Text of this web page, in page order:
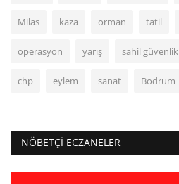
Milas kaza orman tatil
operasyon yarış sahil güvenlik
chp eylem sanat Bodrum
NÖBETÇI ECZANELER